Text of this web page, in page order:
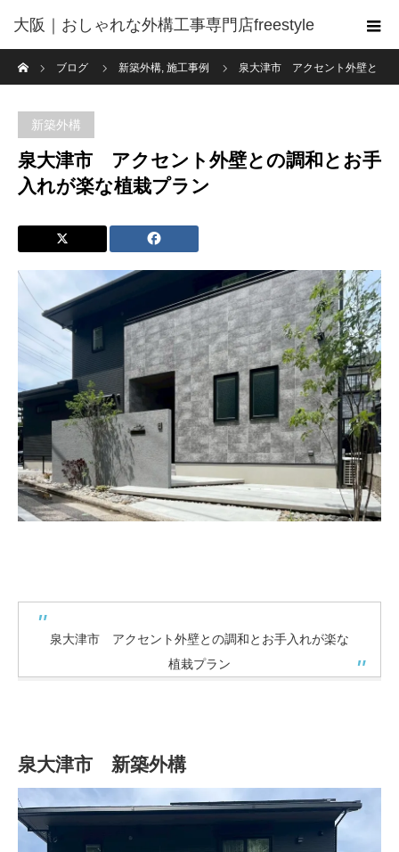
大阪｜おしゃれな外構工事専門店freestyle
ブログ
新築外構, 施工事例 泉大津市 アクセント外壁と
新築外構
泉大津市 アクセント外壁との調和とお手
入れが楽な植栽プラン
泉大津市 アクセント外壁との調和とお手入れが楽な
植栽プラン
泉大津市 新築外構